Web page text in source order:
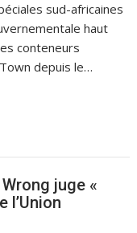
sud-africaines
haut
conteneurs
depuis le…
juge «
l’Union